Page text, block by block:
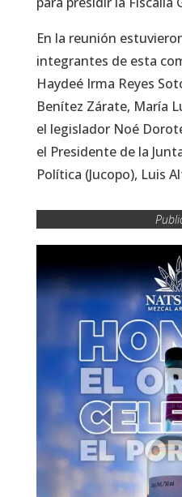
En la reunión
integrantes de esta
Haydeé Irma Reyes
Benítez Zárate, María
el legislador Noé
el Presidente de la
Política (Jucopo), Luis